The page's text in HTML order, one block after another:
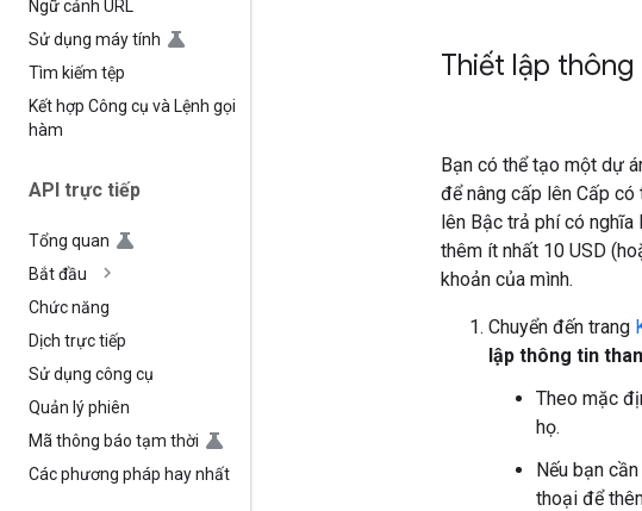
Ngữ cảnh URL
Sử dụng máy tính
Tìm kiếm tệp
Kết hợp Công cụ và Lệnh gọi
hàm
API trực tiếp
Tổng quan
Bắt đầu
Chức năng
Dịch trực tiếp
Sử dụng công cụ
Quản lý phiên
Mã thông báo tạm thời
Các phương pháp hay nhất
Thiết lập
Bạn có thể tạo một dự
để nâng cấp lên Cấp có
lên Bậc trả phí có nghĩa
thêm ít nhất 10 USD
khoản của mình.
Chuyển đến trang
lập thông tin
Theo mặc
họ.
Nếu bạn
thoại để